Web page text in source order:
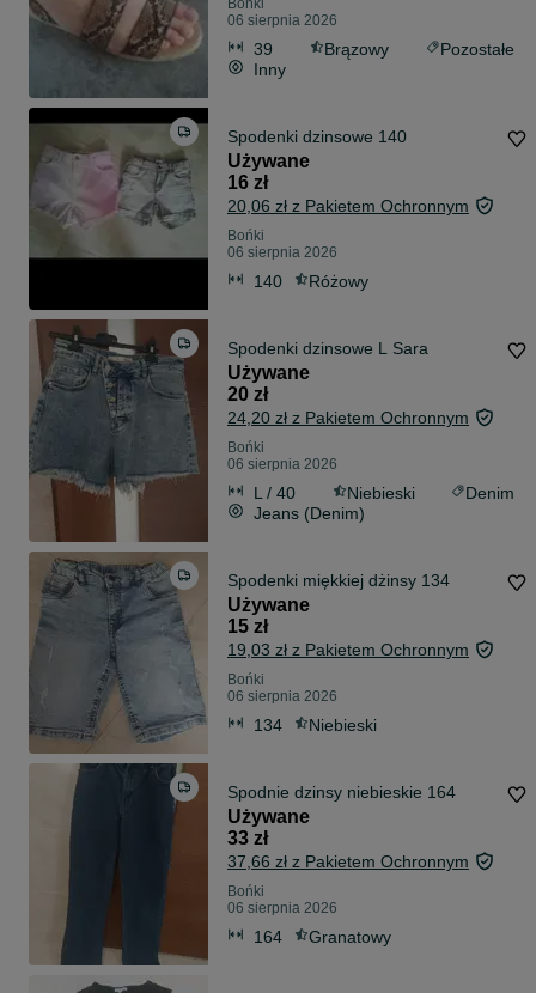
Bońki
06 sierpnia 2026
39 Brązowy
Pozostałe
Inny
Spodenki dzinsowe 140
Używane
16 zł
20,06 zł z Pakietem Ochronnym
Bońki
06 sierpnia 2026
140 Różowy
Spodenki dzinsowe L Sara
Używane
20 zł
24,20 zł z Pakietem Ochronnym
Bońki
06 sierpnia 2026
L / 40 Niebieski
Denim
Jeans (Denim)
Spodenki miękkiej dżinsy 134
Używane
15 zł
19,03 zł z Pakietem Ochronnym
Bońki
06 sierpnia 2026
134 Niebieski
Spodnie dzinsy niebieskie 164
Używane
33 zł
37,66 zł z Pakietem Ochronnym
Bońki
06 sierpnia 2026
164 Granatowy